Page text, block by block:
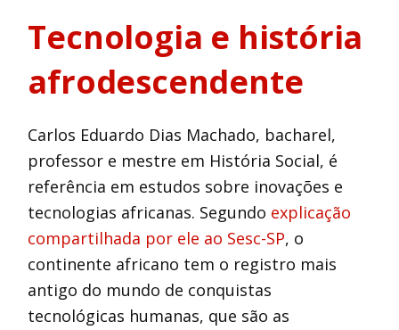
Tecnologia e história
afrodescendente
Carlos Eduardo Dias Machado, bacharel,
professor e mestre em História Social, é
referência em estudos sobre inovações e
tecnologias africanas. Segundo explicação
compartilhada por ele ao Sesc-SP, o
continente africano tem o registro mais
antigo do mundo de conquistas
tecnológicas humanas, que são as